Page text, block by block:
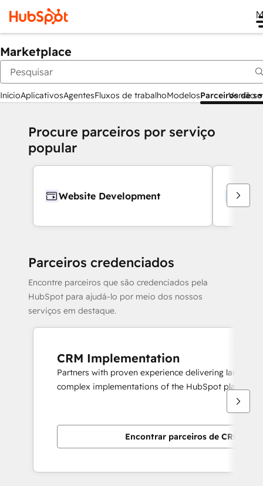
Marketplace
InícioAplicativosAgentesFluxos de trabalhoModelosParceiros de
Versão
Procure parceiros por serviço
popular
Website Development
Parceiros credenciados
Encontre parceiros que são credenciados pela
HubSpot para ajudá-lo por meio dos nossos
serviços em destaque.
CRM Implementation
Partners with proven experience delivering large
complex implementations of the HubSpot platform.
Encontrar parceiros de CRM